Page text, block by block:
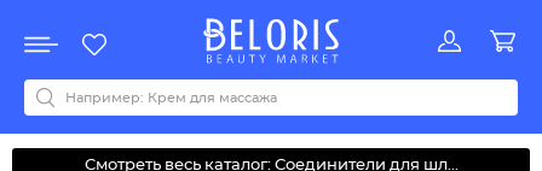
Акции
Все бренды
0-9ABCDEFGHIJKLMNOPQRSTUVWYZАБВДЗИМОКЛНПРСТУФ
Смотреть весь каталог: Соединители для шл...